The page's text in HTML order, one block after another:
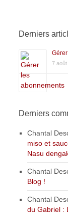
Derniers
7
Derniers
Chantal
miso et
Nasu
Chantal
Blog !
Chantal
du Gabriel :